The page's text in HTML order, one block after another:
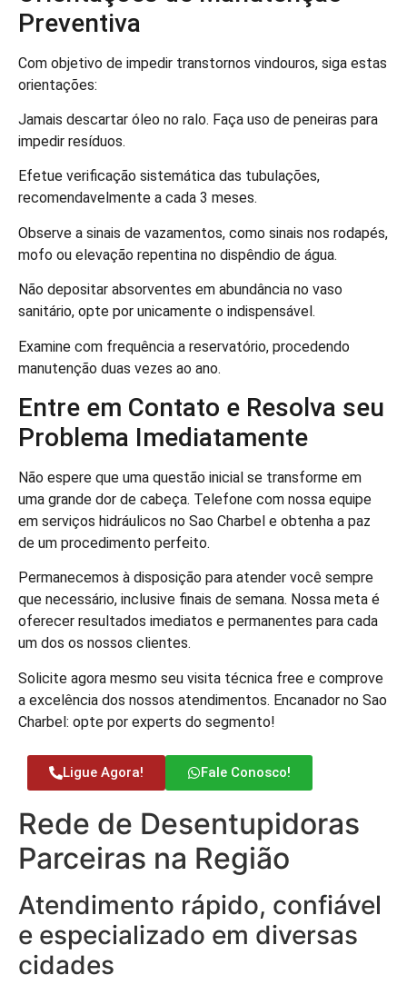
Preventiva
Com objetivo de impedir transtornos vindouros, siga estas
orientações:
Jamais descartar óleo no ralo. Faça uso de peneiras para
impedir resíduos.
Efetue verificação sistemática das tubulações,
recomendavelmente a cada 3 meses.
Observe a sinais de vazamentos, como sinais nos rodapés,
mofo ou elevação repentina no dispêndio de água.
Não depositar absorventes em abundância no vaso
sanitário, opte por unicamente o indispensável.
Examine com frequência a reservatório, procedendo
manutenção duas vezes ao ano.
Entre em Contato e Resolva seu
Problema Imediatamente
Não espere que uma questão inicial se transforme em
uma grande dor de cabeça. Telefone com nossa equipe
em serviços hidráulicos no Sao Charbel e obtenha a paz
de um procedimento perfeito.
Permanecemos à disposição para atender você sempre
que necessário, inclusive finais de semana. Nossa meta é
oferecer resultados imediatos e permanentes para cada
um dos os nossos clientes.
Solicite agora mesmo seu visita técnica free e comprove
a excelência dos nossos atendimentos. Encanador no Sao
Charbel: opte por experts do segmento!
Ligue Agora! Fale Conosco!
Rede de Desentupidoras
Parceiras na Região
Atendimento rápido, confiável
e especializado em diversas
cidades